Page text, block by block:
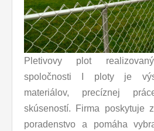
Pletivovy plot
spoločnosti I ploty je
materiálov, precíznej
skúseností. Firma poskytuje
poradenstvo a pomáha